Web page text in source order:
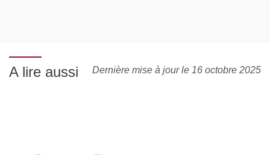
Dernière mise à jour le 16 octobre 2025
A lire aussi